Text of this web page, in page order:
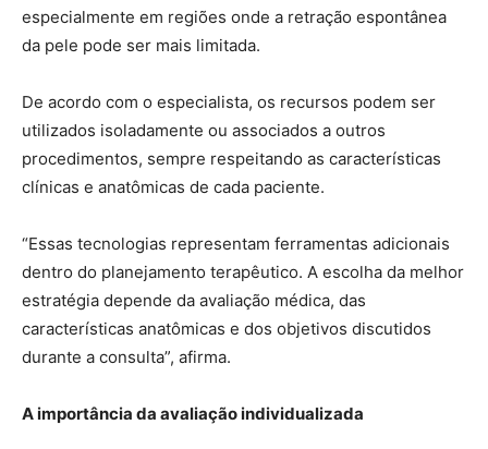
especialmente em regiões onde a retração espontânea
da pele pode ser mais limitada.
De acordo com o especialista, os recursos podem ser
utilizados isoladamente ou associados a outros
procedimentos, sempre respeitando as características
clínicas e anatômicas de cada paciente.
“Essas tecnologias representam ferramentas adicionais
dentro do planejamento terapêutico. A escolha da melhor
estratégia depende da avaliação médica, das
características anatômicas e dos objetivos discutidos
durante a consulta”, afirma.
A importância da avaliação individualizada